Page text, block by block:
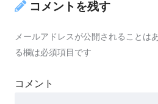
コメントを残す
メールアドレスが公開されることは
る欄は必須項目です
コメント